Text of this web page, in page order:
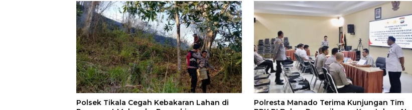
Polsek Tikala Cegah Kebakaran Lahan di
Polresta Manado Terima Kunjungan Tim